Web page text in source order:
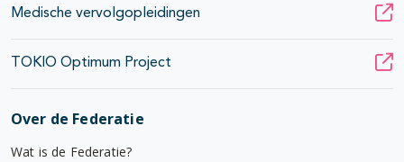
Medische vervolgopleidingen
TOKIO Optimum Project
Over de Federatie
Wat is de Federatie?